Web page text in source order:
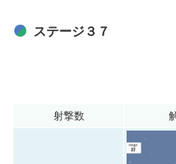
ステージ３７
射撃数